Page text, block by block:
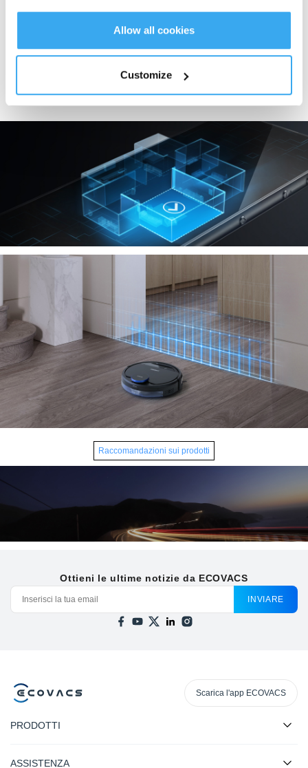
Allow all cookies
Customize
personalizzata. Dalla gestione di un percorso di pulizia efficiente, ,
all’impostazione di barriere virtuali o alla creazione di un’area di pulizia, ogni
compromessi.
Raccomandazioni sui prodotti
Ottieni le ultime notizie da ECOVACS
INVIARE
Scarica l'app ECOVACS
PRODOTTI
ASSISTENZA